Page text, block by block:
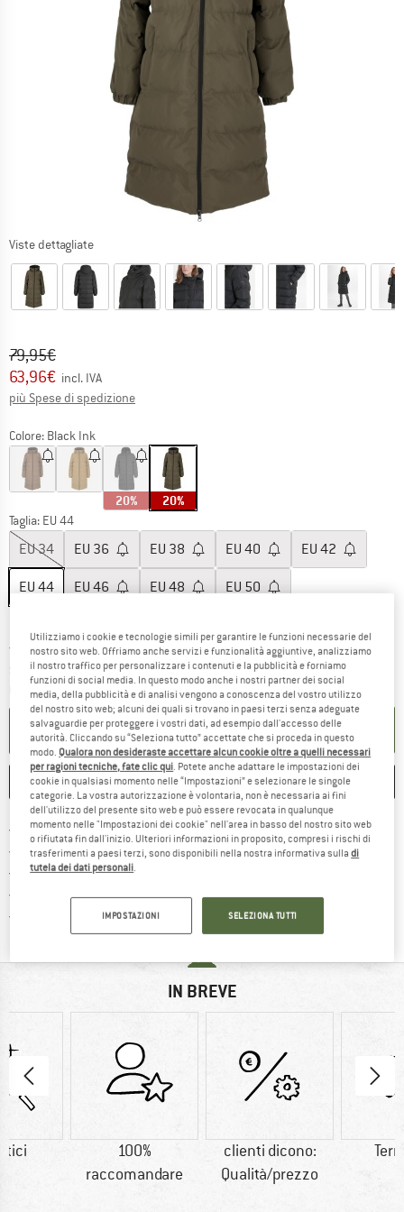
Viste dettagliate
Prezzo originale :
79,95€
Prezzo:
63,96€ incl. IVA
più Spese di spedizioneInformazioni sui costi di spedizione. Si apre in
Colore: Black Ink
20% 20%
Taglia: EU44
EU34 EU 36 EU 38 EU 40 EU 42
EU 44 EU 46 EU 48 EU 50
Tempi di consegna: 3-5 giorni lavorativiIl link si apre in una casella
Soltanto uno in magazzino!
Quantità:
NEL CARRELLO
ANNOTA CONFRONTA
Porto franco da 69 € (IT)Qui trovi ulteriori informazioni sulle
100 giorni di diritto di recessoVai alla politica di recesso qui
> 4.000.000 clienti soddisfatti
Tutti gli articoli in magazzino
Tutela consumatori Trusted ShopsTrovi tutte le informazioni
IN BREVE
100%
raccomandare
clienti dicono:
Qualità/prezzo
Utilizziamo i cookie e tecnologie simili per garantire le funzioni necessarie del
nostro sito web. Offriamo anche servizi e funzionalità aggiuntive, analizziamo
il nostro traffico per personalizzare i contenuti e la pubblicità e forniamo
funzioni di social media. In questo modo anche i nostri partner dei social
media, della pubblicità e di analisi vengono a conoscenza del vostro utilizzo
del nostro sito web; alcuni dei quali si trovano in paesi terzi senza adeguate
salvaguardie per proteggere i vostri dati, ad esempio dall'accesso delle
autorità. Cliccando su “Seleziona tutto” accettate che si proceda in questo
modo. Qualora non desideraste accettare alcun cookie oltre a quelli necessari
per ragioni tecniche, fate clic qui . Potete anche adattare le impostazioni dei
cookie in qualsiasi momento nelle “Impostazioni” e selezionare le singole
categorie. La vostra autorizzazione è volontaria, non è necessaria ai fini
dell'utilizzo del presente sito web e può essere revocata in qualunque
momento nelle "Impostazioni dei cookie" nell'area in basso del nostro sito web
o rifiutata fin dall'inizio. Ulteriori informazioni in proposito, compresi i rischi di
trasferimenti a paesi terzi, sono disponibili nella nostra informativa sulladi
tutela dei dati personali
IMPOSTAZIONI SELEZIONA TUTTI